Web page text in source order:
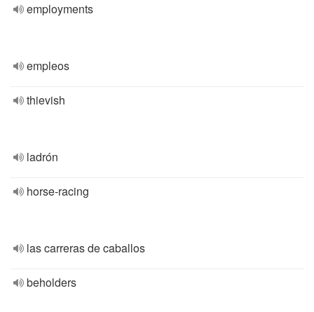
employments
empleos
thievish
ladrón
horse-racing
las carreras de caballos
beholders